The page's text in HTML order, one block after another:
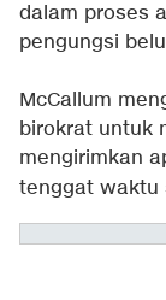
dalam proses
pengungsi
McCallum
birokrat untuk
mengirimkan
tenggat waktu